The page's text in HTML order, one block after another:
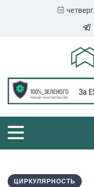
ЦИРКУЛЯРНОСТЬ